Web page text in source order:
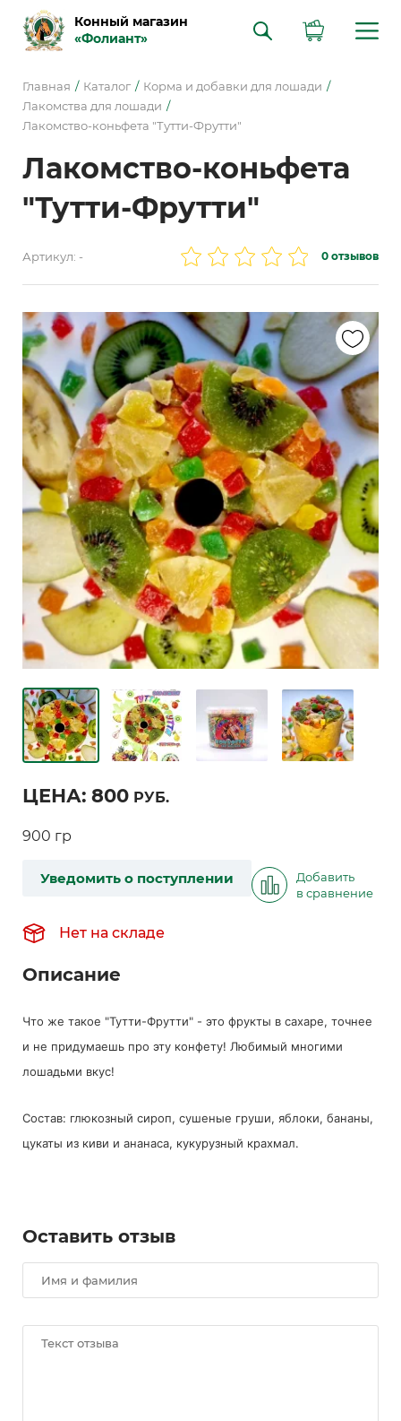
Конный магазин
«Фолиант»
Главная Каталог
Корма и добавки для лошади
Лакомства для лошади
Лакомство-коньфета "Тутти-Фрутти"
Лакомство-коньфета
"Тутти-Фрутти"
Артикул: - 0 отзывов
ЦЕНА: 800 РУБ.
900 гр
Уведомить о поступлении
Добавить
в сравнение
Нет на складе
Описание
Что же такое "Тутти-Фрутти" - это фрукты в сахаре, точнее
и не придумаешь про эту конфету! Любимый многими
лошадьми вкус!
Состав: глюкозный сироп, сушеные груши, яблоки, бананы,
цукаты из киви и ананаса, кукурузный крахмал.
Оставить отзыв